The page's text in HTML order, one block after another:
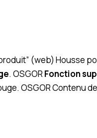
(web) Housse
. OSGORFonction
OSGOR Contenu